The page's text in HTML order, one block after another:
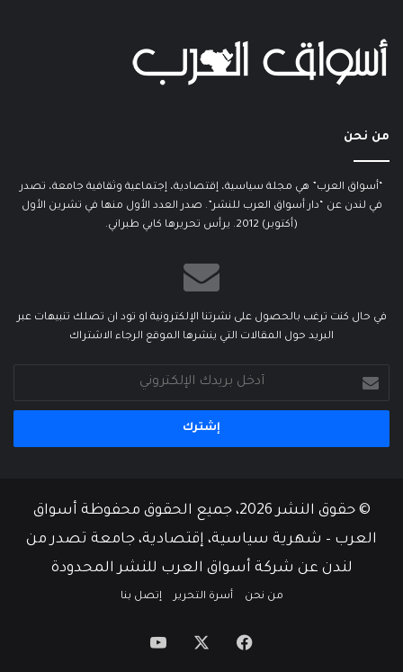
من نحن
“أسواق العرب” هي مجلة سياسية، إقتصادية، إجتماعية وثقافية جامعة، تصدر
في لندن عن “دار أسواق العرب للنشر”. صدر العدد الأول منها في تشرين الأول
(أكتوبر) 2012. يرأس تحريرها كابي طبراني.
في حال كنت ترغب بالحصول على نشرتنا الإلكترونية او تود ان تصلك تنبيهات عبر
البريد حول المقالات التي ينشرها الموقع الرجاء الاشتراك
بريدك
الإلكتروني
© حقوق النشر 2026، جميع الحقوق محفوظة أسواق
العرب – شهرية سياسية، إقتصادية، جامعة تصدر من
لندن عن شركة أسواق العرب للنشر المحدودة
من نحن أسرة التحرير إتصل بنا
فيسبوك ‫YouTube